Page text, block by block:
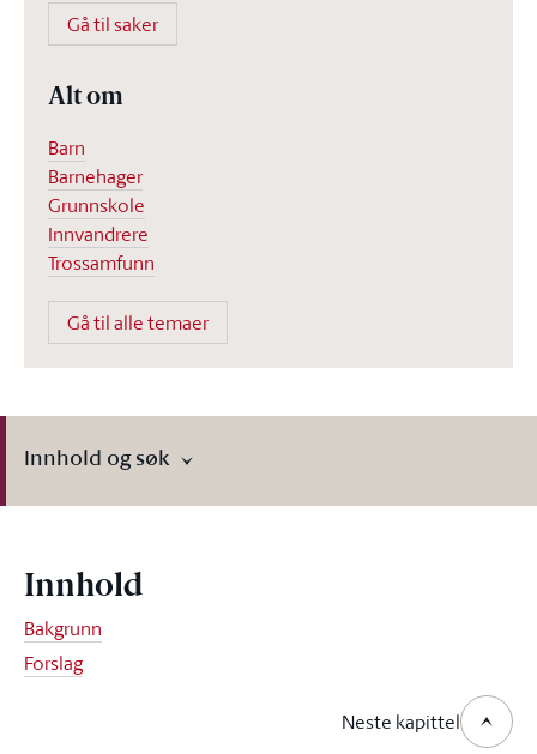
Gå til saker
Alt om
Barn
Barnehager
Grunnskole
Innvandrere
Trossamfunn
Gå til alle temaer
Innhold og søk
Innhold
Bakgrunn
Forslag
Neste kapittel